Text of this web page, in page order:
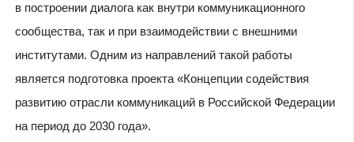
в построении диалога как внутри коммуникационного
сообщества, так и при взаимодействии с внешними
институтами. Одним из направлений такой работы
является подготовка проекта «Концепции содействия
развитию отрасли коммуникаций в Российской Федерации
на период до 2030 года».